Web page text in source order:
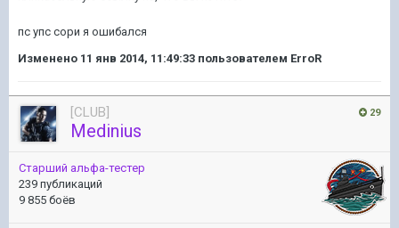
пс упс сори я ошибался
Изменено 11 янв 2014, 11:49:33 пользователем ErroR
29
[CLUB]
Medinius
Старший альфа-тестер
239 публикаций
9 855 боёв